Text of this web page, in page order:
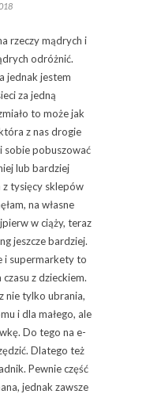
rzeczy mądrych i
odróżnić.
jednak jestem
za jedną
to może jak
z nas drogie
sobie pobuszować
lub bardziej
z tysięcy sklepów
na własne
w ciąży, teraz
jeszcze bardziej.
i supermarkety to
z dzieckiem.
nie tylko ubrania,
i dla małego, ale
Do tego na e-
Dlatego też
Pewnie część
jednak zawsze